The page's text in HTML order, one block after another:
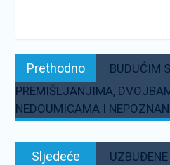
Navigacija
objava
Prethodno Prethodno:
BUDUĆIM
PREMIŠLJANJIMA,
NEDOUMICAMA I
Sljedeće